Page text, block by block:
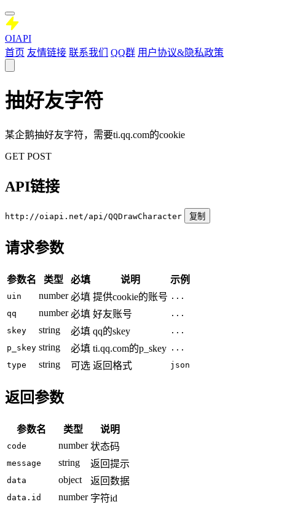
OIAPI
首页 友情链接 联系我们 QQ群 用户协议&隐私政策
抽好友字符
某企鹅抽好友字符，需要ti.qq.com的cookie
GET POST
API链接
http://oiapi.net/api/QQDrawCharacter 复制
请求参数
参数名 类型 必填 说明 示例
uin number 必填 提供cookie的账号 ...
qq
number 必填 好友账号
...
skey
string 必填 qq的skey
...
p_skey string 必填 ti.qq.com的p_skey ...
type
string 可选 返回格式 json
返回参数
参数名 类型 说明
code number 状态码
message string 返回提示
data object 返回数据
data.id number 字符id